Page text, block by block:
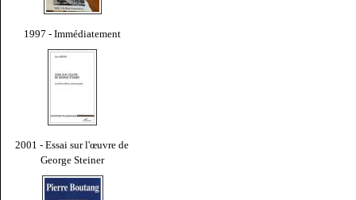
1997 - Immédiatement
2001 - Essai sur l'œuvre de
George Steiner